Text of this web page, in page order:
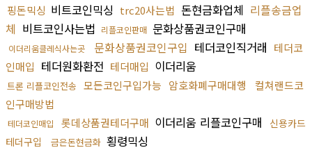
핑돈믹싱 비트코인믹싱 trc20사는법 돈현금화업체 리플송금업
체 비트코인사는법 리플코인판매 문화상품권코인구매
이더리움클레식사는곳 문화상품권코인구입 테더코인직거래 테더코
인매입 테더원화환전 테더매입 이더리움
트론 리플코인전송 모든코인구입가능 암호화폐구매대행
컬쳐랜드코
인구매방법
테더코인매입 롯데상품권테더구매 이더리움 리플코인구매
신용카드
테더구입
금은돈현금화 횡령믹싱